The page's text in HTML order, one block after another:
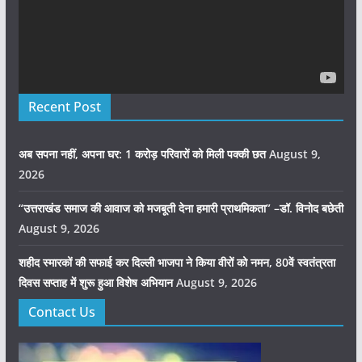
Recent Post
अब सपना नहीं, अपना घर: 1 करोड़ परिवारों को मिली पक्की छत August 9,
2026
“उत्तराखंड समाज की आवाज को मजबूती देना हमारी प्राथमिकता” –डॉ. विनोद बछेती
August 9, 2026
शहीद स्मारकों की सफाई कर दिल्ली भाजपा ने किया वीरों को नमन, 80वें स्वतंत्रता
दिवस सप्ताह में शुरू हुआ विशेष अभियान August 9, 2026
Contact Us